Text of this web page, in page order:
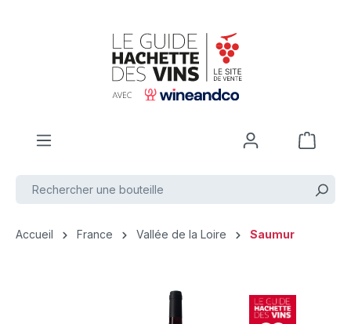
Accueil France Vallée de la Loire Saumur